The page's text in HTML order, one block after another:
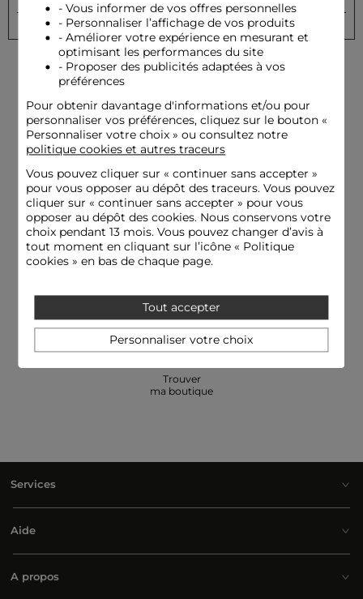
Livraison offerte
dès 79€
sécurisé
E-réserver: essayer
Trouver
ma boutique
Services
Aide
A propos
- Vous informer de vos offres personnelles
- Personnaliser l’affichage de vos produits
- Améliorer votre expérience en mesurant et
optimisant les performances du site
- Proposer des publicités adaptées à vos
préférences
Pour obtenir davantage d'informations et/ou pour
personnaliser vos préférences, cliquez sur le bouton «
Personnaliser votre choix » ou consultez notre
politique cookies et autres traceurs
Vous pouvez cliquer sur « continuer sans accepter»
pour vous opposer au dépôt des traceurs. Vous pouvez
cliquer sur « continuer sans accepter » pour vous
opposer au dépôt des cookies. Nous conservons votre
choix pendant 13 mois. Vous pouvez changer d’avis à
tout moment en cliquant sur l’icône « Politique
cookies » en bas de chaque page.
Tout accepter
Personnaliser votre choix